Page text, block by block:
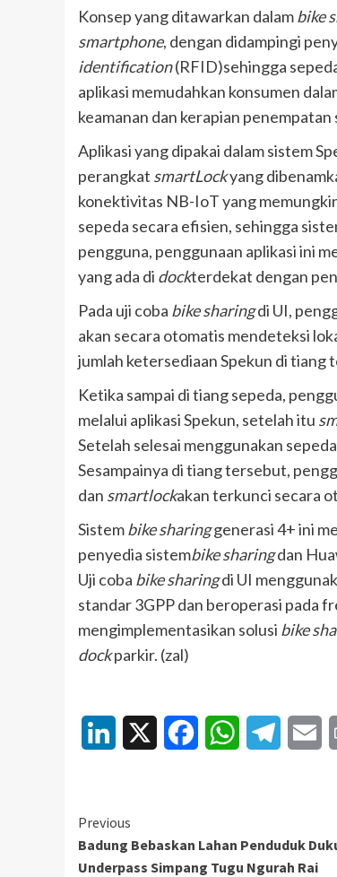
Konsep yang ditawarkan dalambike
smartphone, dengan didampingi
identification(RFID)sehingga
aplikasi memudahkan konsumen
keamanan dan kerapian penempatan
Aplikasi yang dipakai dalam sistem
perangkat smartLockyang
konektivitas NB-IoT yang
sepeda secara efisien, sehingga
pengguna, penggunaan aplikasi ini
yang ada di dockterdekat dengan
Pada uji coba bike sharingdi UI,
akan secara otomatis mendeteksi
jumlah ketersediaan Spekun di tiang
Ketika sampai di tiang sepeda,
melalui aplikasi Spekun, setelah itu
Setelah selesai menggunakan
Sesampainya di tiang tersebut,
dan smartlockakan terkunci secara
Sistembike sharinggenerasi 4+ ini
penyedia sistembike sharingdan
Uji coba bike sharingdi UI
standar 3GPP dan beroperasi pada
mengimplementasikan solusi bike
dockparkir. (zal)
LinkedIn FacebookWhatsApp
Continue
Reading
Previous
Badung Bebaskan Lahan Penduduk
Underpass Simpang Tugu Ngurah Rai